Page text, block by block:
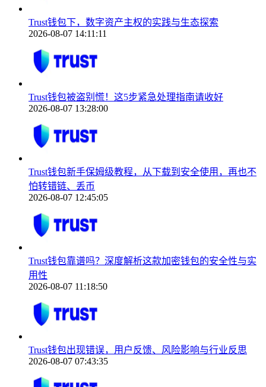
Trust钱包下，数字资产主权的实践与生态探索
2026-08-07 14:11:11
Trust钱包被盗别慌！这5步紧急处理指南请收好
2026-08-07 13:28:00
Trust钱包新手保姆级教程，从下载到安全使用，再也不
怕转错链、丢币
2026-08-07 12:45:05
Trust钱包靠谱吗？深度解析这款加密钱包的安全性与实
用性
2026-08-07 11:18:50
Trust钱包出现错误，用户反馈、风险影响与行业反思
2026-08-07 07:43:35